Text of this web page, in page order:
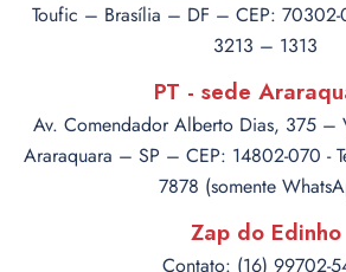
Toufic – Brasília – DF – CEP: 70302-
3213 – 1313
PT - sede
Av. Comendador Alberto Dias, 375 –
Araraquara – SP – CEP: 14802-070 -
7878 (somente
Zap do Edinho
Contato: (16) 99702-